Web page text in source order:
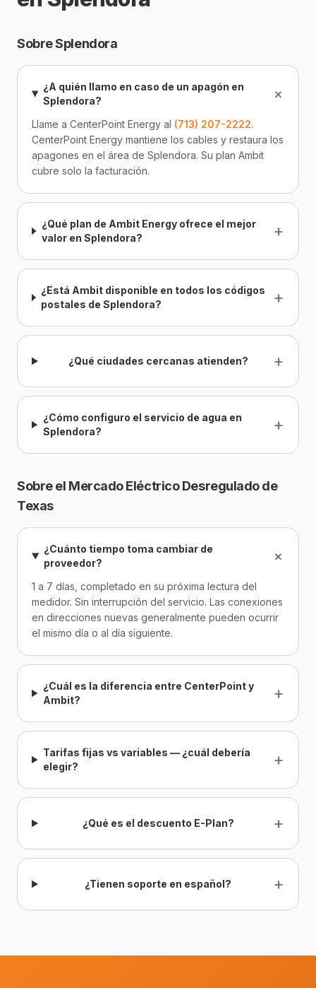
Sobre Splendora
¿A quién llamo en caso de un apagón en
Splendora?
+
Llame a CenterPoint Energy al (713) 207-2222.
CenterPoint Energy mantiene los cables y restaura los
apagones en el área de Splendora. Su plan Ambit
cubre solo la facturación.
¿Qué plan de Ambit Energy ofrece el mejor
valor en Splendora?
+
¿Está Ambit disponible en todos los códigos
postales de Splendora?
+
¿Qué ciudades cercanas atienden? +
¿Cómo configuro el servicio de agua en
Splendora?
+
Sobre el Mercado Eléctrico Desregulado de
Texas
¿Cuánto tiempo toma cambiar de
proveedor?
+
1 a 7 días, completado en su próxima lectura del
medidor. Sin interrupción del servicio. Las conexiones
en direcciones nuevas generalmente pueden ocurrir
el mismo día o al día siguiente.
¿Cuál es la diferencia entre CenterPoint y
Ambit?
+
Tarifas fijas vs variables — ¿cuál debería
elegir?
+
¿Qué es el descuento E-Plan? +
¿Tienen soporte en español? +